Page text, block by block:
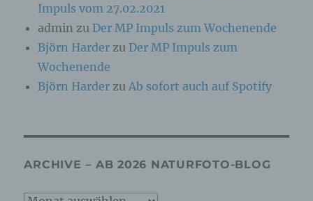
Impuls vom 27.02.2021
admin zu Der MP Impuls zum Wochenende
Björn Harder zu Der MP Impuls zum
Wochenende
Björn Harder zu Ab sofort auch auf Spotify
ARCHIVE – AB 2026 NATURFOTO-BLOG
j) Dritter
Dritter ist eine natürliche oder juristische
Person, Behörde, Einrichtung oder andere
Stelle außer der betroffenen Person, dem
Verantwortlichen, dem Auftragsverarbeiter und
den Personen, die unter der unmittelbaren
personenbezogenen Daten zu verarbeiten.